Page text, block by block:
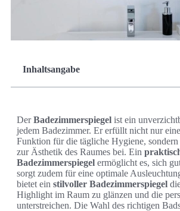
Inhaltsangabe
DerBadezimmerspiegel ist ein
jedem Badezimmer. Er erfüllt nicht nur
Funktion für die tägliche Hygiene,
zur Ästhetik des Raumes bei. Ein
Badezimmerspiegel ermöglicht es, sich
sorgt zudem für eine optimale
bietet ein stilvoller Badezimmerspiegel
Highlight im Raum zu glänzen und die
unterstreichen. Die Wahl des richtigen